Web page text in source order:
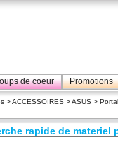
de coeur Promotions
>ACCESSOIRES >ASUS >
rapide de materiel